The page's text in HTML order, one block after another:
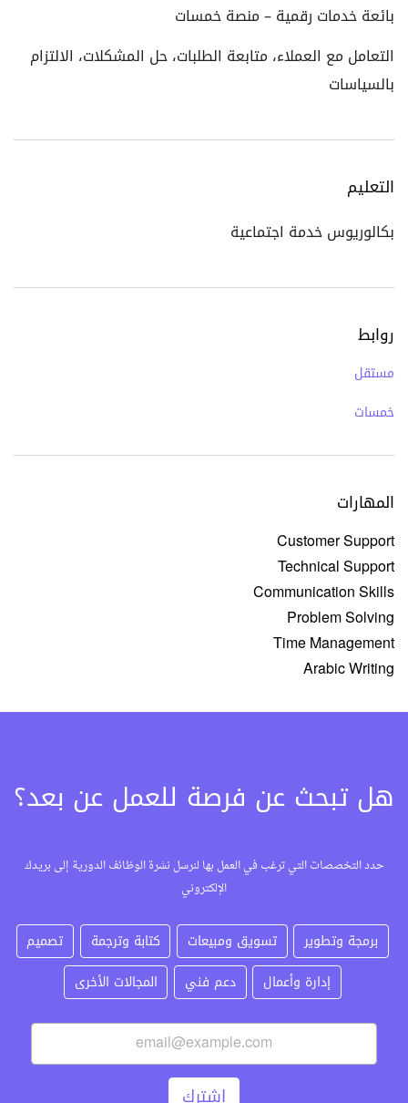
بائعة خدمات رقمية – منصة خمسات
التعامل مع العملاء، متابعة الطلبات، حل المشكلات، الالتزام
بالسياسات
التعليم
بكالوريوس خدمة اجتماعية
روابط
مستقل
خمسات
المهارات
Customer Support
Technical Support
Communication Skills
Problem Solving
Time Management
Arabic Writing
هل تبحث عن فرصة للعمل عن بعد؟
حدد التخصصات التي ترغب في العمل بها لنرسل نشرة الوظائف الدورية إلى بريدك
الإلكتروني
برمجة وتطوير تسويق ومبيعات كتابة وترجمة
تصميم
إدارة وأعمال
دعم فني المجالات الأخرى
اشترك